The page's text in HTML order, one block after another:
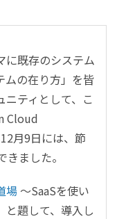
に既存のシステム
ムの在り方」を皆
ティとして、こ
Cloud
月9日には、節
ました。
場 〜SaaSを使い
と題して、導入し